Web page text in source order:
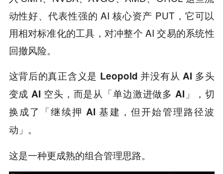
动性好、代表性强的 AI 核心资产 PUT，它可以
用相对标准化的工具，对冲整个 AI 交易的系统性
回撤风险。
这背后的真正含义是 Leopold 并没有从 AI 多头
变成 AI 空头，而是从「单边激进做多 AI」，切
换成了「继续押 AI 基建，但开始管理路径波
动」。
这是一种更成熟的组合管理思路。